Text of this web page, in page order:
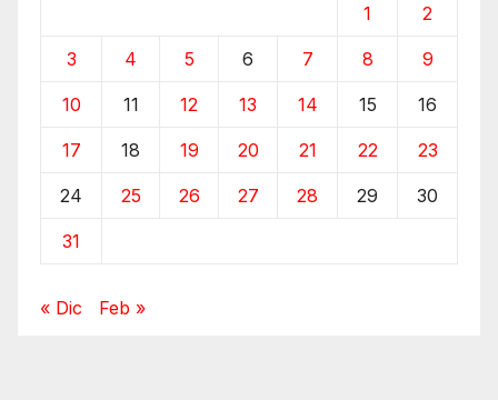
1 2
3 4 5 6 7 8 9
10 11 12 13 14 15 16
17 18 19 20 21 22 23
24 25 26 27 28 29 30
31
« Dic Feb »